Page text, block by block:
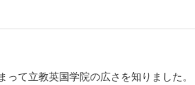
って立教英国学院の広さを知りました。